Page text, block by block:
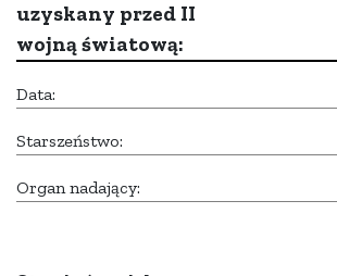
uzyskany przed II
wojną światową:
Data:
Starszeństwo:
Organ nadający: